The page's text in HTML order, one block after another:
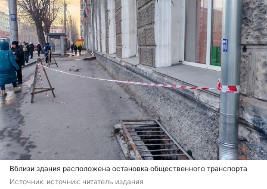
Вблизи здания расположена остановка общественного транспорта
Источник: источник: читатель издания